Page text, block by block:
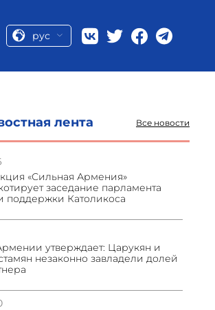
рус
лента Все новости
«Сильная Армения»
заседание парламента
поддержки Католикоса
утверждает: Царукян и
незаконно завладели долей